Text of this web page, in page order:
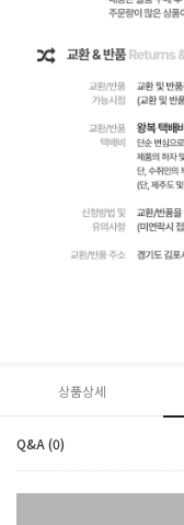
상품상세
Q&A (0)